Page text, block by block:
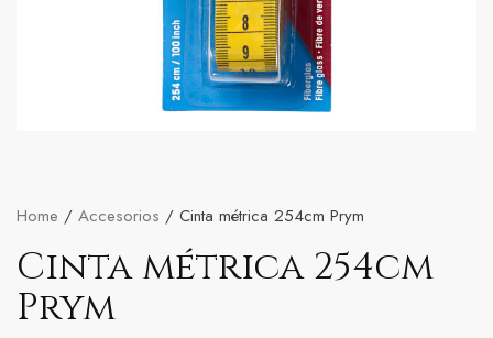
Home / Accesorios / Cinta métrica 254cm Prym
Cinta métrica 254cm
Prym